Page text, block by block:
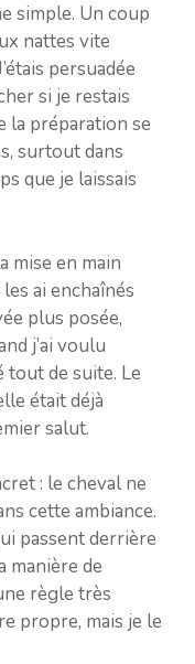
simple. Un coup
nattes vite
persuadée
si je restais
la préparation se
surtout dans
que je laissais
mise en main
ai enchaînés
plus posée,
j’ai voulu
tout de suite. Le
était déjà
salut.
: le cheval ne
cette ambiance.
passent derrière
manière de
règle très
propre, mais je le